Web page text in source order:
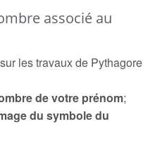
associé au
les travaux de Pythagore
de votre prénom;
du symbole du